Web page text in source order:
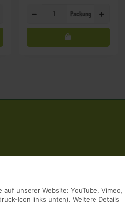
Packung
unserer Website: YouTube, Vimeo,
Icon links unten). Weitere Details